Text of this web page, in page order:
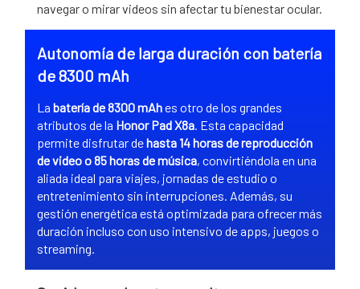
navegar o mirar videos sin afectar tu bienestar ocular.
Autonomía de larga duración con batería
de 8300 mAh
La batería de 8300 mAhes otro de los grandes
atributos de la Honor Pad X8a . Esta capacidad
permite disfrutar dehasta 14 horas de reproducción
de video o 85 horas de música, convirtiéndola en una
aliada ideal para viajes, jornadas de estudio o
entretenimiento sin interrupciones. Además, su
gestión energética está optimizada para ofrecer más
duración incluso con uso intensivo de apps, juegos o
streaming.